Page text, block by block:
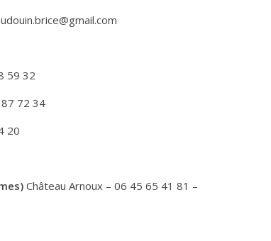
59 32
72 34
20
Château Arnoux – 06 45 65 41 81 –